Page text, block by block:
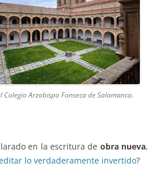
Colegio Arzobispo Fonseca de Salamanca.
en la escritura de obra nueva,
lo verdaderamente invertido?